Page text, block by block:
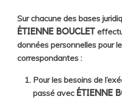
Sur chacune des bases
ÉTIENNE BOUCLET
données personnelles pour
correspondantes :
Pour les besoins de
passé avec ÉTIENNE